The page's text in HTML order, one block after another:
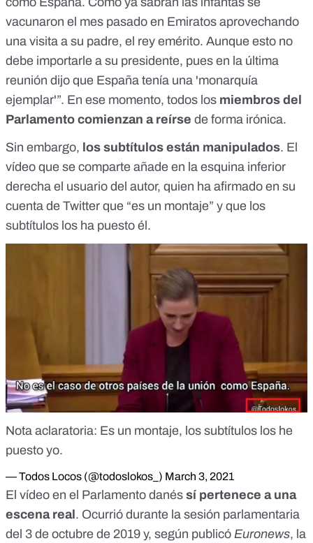
vacunaron el mes pasado en Emiratos aprovechando
una visita a su padre, el rey emérito. Aunque esto no
debe importarle a su presidente, pues en la última
reunión dijo que España tenía una 'monarquía
ejemplar'”. En ese momento, todos los miembros del
Parlamento comienzan a reírse de forma irónica.
Sin embargo, los subtítulos están manipulados. El
vídeo que se comparte añade en la esquina inferior
derecha el usuario del autor, quien ha afirmado en su
cuenta de Twitter que “es un montaje” y que los
subtítulos los ha puesto él.
Nota aclaratoria: Es un montaje, los subtítulos los he
puesto yo.
— Todos Locos (@todoslokos_) March 3, 2021
El vídeo en el Parlamento danés sí pertenece a una
escena real . Ocurrió durante la sesión parlamentaria
del 3 de octubre de 2019 y, según publicó Euronews, la